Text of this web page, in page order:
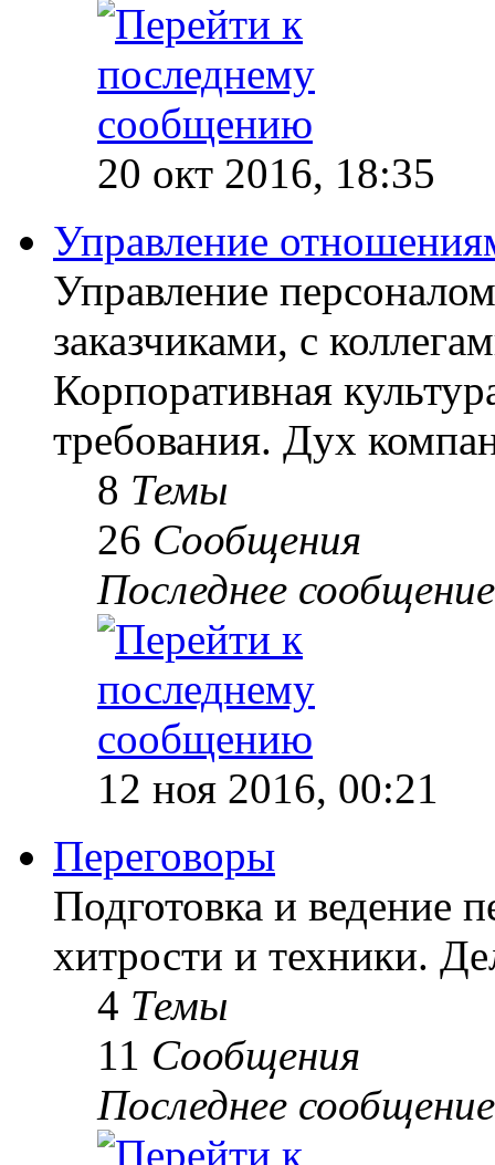
20 окт 2016, 18:35
Управление
Управление
заказчиками, с
Корпоративная
требования. Дух
8 Темы
26 Сообщения
Последнее сообщение
12 ноя 2016, 00:21
Переговоры
Подготовка и ведение
хитрости и техники.
4 Темы
11 Сообщения
Последнее сообщение